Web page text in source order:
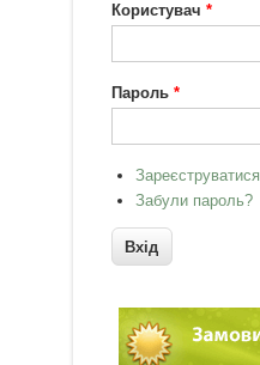
Користувач*
Пароль*
Зареєструватися
Забули пароль?